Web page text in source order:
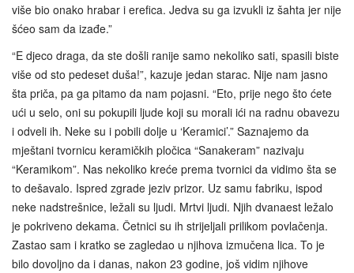
više bio onako hrabar i erefica. Jedva su ga izvukli iz šahta jer nije
šćeo sam da izađe.”
“E djeco draga, da ste došli ranije samo nekoliko sati, spasili biste
više od sto pedeset duša!”, kazuje jedan starac. Nije nam jasno
šta priča, pa ga pitamo da nam pojasni. “Eto, prije nego što ćete
ući u selo, oni su pokupili ljude koji su morali ići na radnu obavezu
i odveli ih. Neke su i pobili dolje u ‘Keramici’.” Saznajemo da
mještani tvornicu keramičkih pločica “Sanakeram” nazivaju
“Keramikom”. Nas nekoliko kreće prema tvornici da vidimo šta se
to dešavalo. Ispred zgrade jeziv prizor. Uz samu fabriku, ispod
neke nadstrešnice, ležali su ljudi. Mrtvi ljudi. Njih dvanaest ležalo
je pokriveno dekama. Četnici su ih strijeljali prilikom povlačenja.
Zastao sam i kratko se zagledao u njihova izmučena lica. To je
bilo dovoljno da i danas, nakon 23 godine, još vidim njihove